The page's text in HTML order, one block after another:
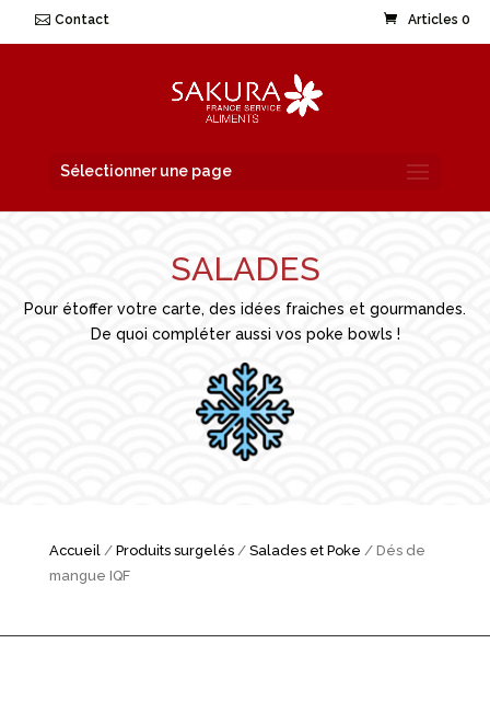
Contact Articles 0
Sélectionner une page
SALADES
Pour étoffer votre carte, des idées fraiches et gourmandes.
De quoi compléter aussi vos poke bowls !
Accueil/ Produits surgelés/ Salades et Poke / Dés de
mangue IQF